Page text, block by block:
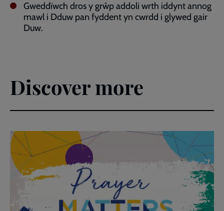
Gweddïwch dros y grŵp addoli wrth iddynt annog
mawl i Dduw pan fyddent yn cwrdd i glywed gair
Duw.
Discover more